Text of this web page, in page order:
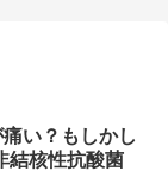
い？もしかし
結核性抗酸菌